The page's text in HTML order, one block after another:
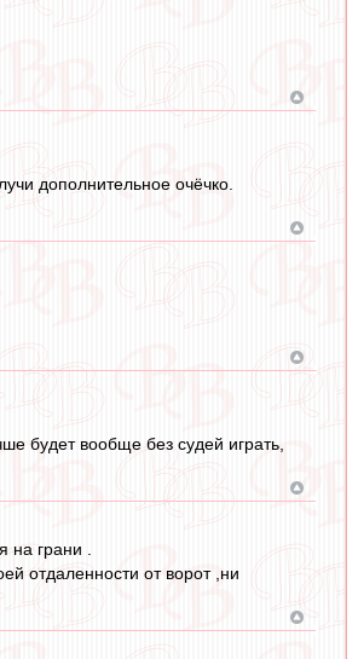
дополнительное очёчко.
будет вообще без судей играть,
на грани .
отдаленности от ворот ,ни